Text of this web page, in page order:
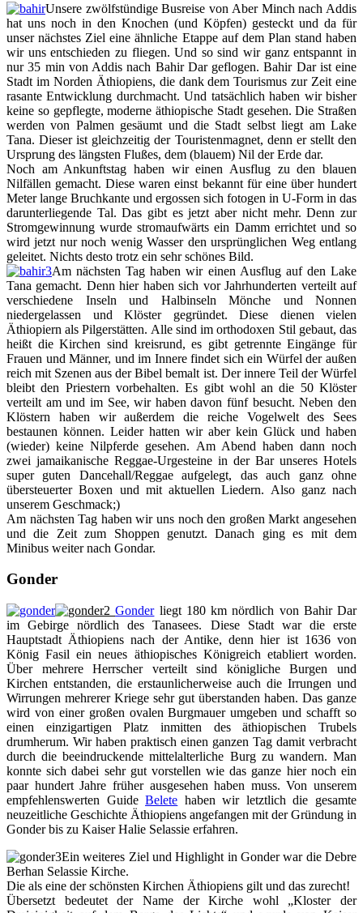
Unsere zwölfstündige Busreise von Aber Minch nach Addis
hat uns noch in den Knochen (und Köpfen) gesteckt und da für
unser nächstes Ziel eine ähnliche Etappe auf dem Plan stand haben
wir uns entschieden zu fliegen. Und so sind wir ganz entspannt in
nur 35 min von Addis nach Bahir Dar geflogen. Bahir Dar ist eine
Stadt im Norden Äthiopiens, die dank dem Tourismus zur Zeit eine
rasante Entwicklung durchmacht. Und tatsächlich haben wir bisher
keine so gepflegte, moderne äthiopische Stadt gesehen. Die Straßen
werden von Palmen gesäumt und die Stadt selbst liegt am Lake
Tana. Dieser ist gleichzeitig der Touristenmagnet, denn er stellt den
Ursprung des längsten Flußes, dem (blauem) Nil der Erde dar.
Noch am Ankunftstag haben wir einen Ausflug zu den blauen
Nilfällen gemacht. Diese waren einst bekannt für eine über hundert
Meter lange Bruchkante und ergossen sich fotogen in U-Form in das
darunterliegende Tal. Das gibt es jetzt aber nicht mehr. Denn zur
Stromgewinnung wurde stromaufwärts ein Damm errichtet und so
wird jetzt nur noch wenig Wasser den ursprünglichen Weg entlang
geleitet. Nichts desto trotz ein sehr schönes Bild.
Am nächsten Tag haben wir einen Ausflug auf den Lake
Tana gemacht. Denn hier haben sich vor Jahrhunderten verteilt auf
verschiedene Inseln und Halbinseln Mönche und Nonnen
niedergelassen und Klöster gegründet. Diese dienen vielen
Äthiopiern als Pilgerstätten. Alle sind im orthodoxen Stil gebaut, das
heißt die Kirchen sind kreisrund, es gibt getrennte Eingänge für
Frauen und Männer, und im Innere findet sich ein Würfel der außen
reich mit Szenen aus der Bibel bemalt ist. Der innere Teil der Würfel
bleibt den Priestern vorbehalten. Es gibt wohl an die 50 Klöster
verteilt am und im See, wir haben davon fünf besucht. Neben den
Klöstern haben wir außerdem die reiche Vogelwelt des Sees
bestaunen können. Leider hatten wir aber kein Glück und haben
(wieder) keine Nilpferde gesehen. Am Abend haben dann noch
zwei jamaikanische Reggae-Urgesteine in der Bar unseres Hotels
super guten Dancehall/Reggae aufgelegt, das auch ganz ohne
übersteuerter Boxen und mit aktuellen Liedern. Also ganz nach
unserem Geschmack;)
Am nächsten Tag haben wir uns noch den großen Markt angesehen
und die Zeit zum Shoppen genutzt. Danach ging es mit dem
Minibus weiter nach Gondar.
Gonder
Gonderliegt 180 km nördlich von Bahir Dar
im Gebirge nördlich des Tanasees. Diese Stadt war die erste
Hauptstadt Äthiopiens nach der Antike, denn hier ist 1636 von
König Fasil ein neues äthiopisches Königreich etabliert worden.
Über mehrere Herrscher verteilt sind königliche Burgen und
Kirchen entstanden, die erstaunlicherweise auch die Irrungen und
Wirrungen mehrerer Kriege sehr gut überstanden haben. Das ganze
wird von einer großen ovalen Burgmauer umgeben und schafft so
einen einzigartigen Platz inmitten des äthiopischen Trubels
drumherum. Wir haben praktisch einen ganzen Tag damit verbracht
durch die beeindruckende mittelalterliche Burg zu wandern. Man
konnte sich dabei sehr gut vorstellen wie das ganze hier noch ein
paar hundert Jahre früher ausgesehen haben muss. Von unserem
empfehlenswerten GuideBelete haben wir letztlich die gesamte
neuzeitliche Geschichte Äthiopiens angefangen mit der Gründung in
Gonder bis zu Kaiser Halie Selassie erfahren.
Ein weiteres Ziel und Highlight in Gonder war die Debre
Berhan Selassie Kirche.
Die als eine der schönsten Kirchen Äthiopiens gilt und das zurecht!
Übersetzt bedeutet der Name der Kirche wohl „Kloster der